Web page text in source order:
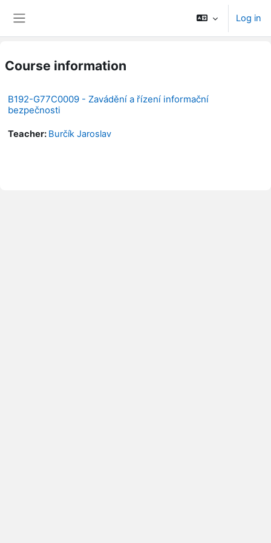
Log in
Course information
B192-G77C0009 - Zavádění a řízení informační
bezpečnosti
Teacher: Burčík Jaroslav